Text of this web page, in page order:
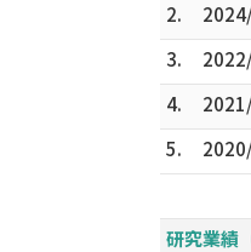
2.
3.
4.
5.
研究業績